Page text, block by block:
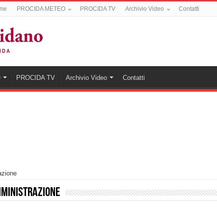
PROCIDA METEO PROCIDA TV Archivio Video Contatti
PROCIDA TV Archivio Video Contatti